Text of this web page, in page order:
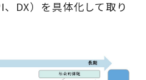
DX）を具体化して取り